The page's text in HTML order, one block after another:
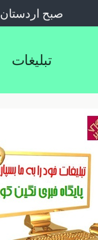
صبح اردستان
تبلیغات